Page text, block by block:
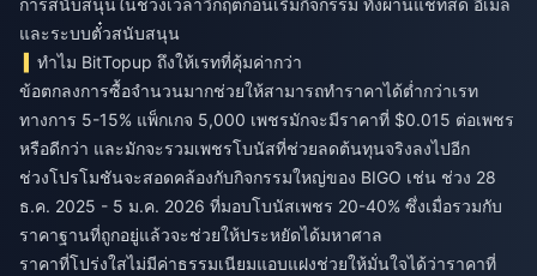
การสนับสนุนในช่วงเวลาวิกฤตก่อนเริ่มกิจกรรม ทั้งผ่านแชทสด อีเมล
และระบบตั๋วสนับสนุน
ทำไม BitTopup ถึงให้เรทที่คุ้มค่ากว่า
ข้อตกลงการซื้อจำนวนมากช่วยให้สามารถทำราคาได้ต่ำกว่าเรท
ทางการ 5-15% แพ็กเกจ 5,000 เพชรมักจะมีราคาที่ $0.015 ต่อเพชร
หรือดีกว่า และมักจะรวมเพชรโบนัสที่ช่วยลดต้นทุนจริงลงไปอีก
ช่วงโปรโมชันจะสอดคล้องกับกิจกรรมใหญ่ของ BIGO เช่น ช่วง 28
ธ.ค. 2025 - 5 ม.ค. 2026 ที่มอบโบนัสเพชร 20-40% ซึ่งเมื่อรวมกับ
ราคาฐานที่ถูกอยู่แล้วจะช่วยให้ประหยัดได้มหาศาล
ราคาที่โปร่งใสไม่มีค่าธรรมเนียมแอบแฝงช่วยให้มั่นใจได้ว่าราคาที่